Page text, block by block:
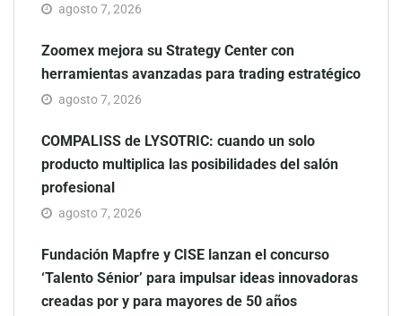
agosto 7, 2026
Zoomex mejora su Strategy Center con
herramientas avanzadas para trading estratégico
agosto 7, 2026
COMPALISS de LYSOTRIC: cuando un solo
producto multiplica las posibilidades del salón
profesional
agosto 7, 2026
Fundación Mapfre y CISE lanzan el concurso
‘Talento Sénior’ para impulsar ideas innovadoras
creadas por y para mayores de 50 años